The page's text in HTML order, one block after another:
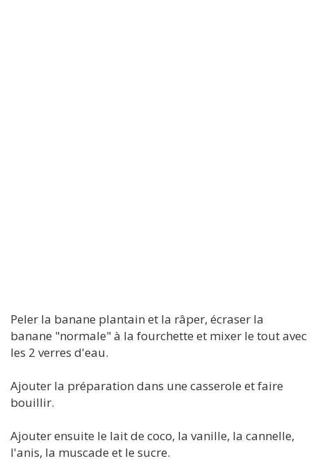
Peler la banane plantain et la râper, écraser la
banane "normale" à la fourchette et mixer le tout avec
les 2 verres d'eau.
Ajouter la préparation dans une casserole et faire
bouillir.
Ajouter ensuite le lait de coco, la vanille, la cannelle,
l'anis, la muscade et le sucre.